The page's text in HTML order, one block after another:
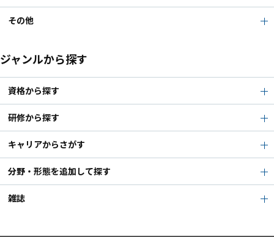
その他
ジャンルから探す
資格から探す
研修から探す
キャリアからさがす
分野・形態を追加して探す
雑誌